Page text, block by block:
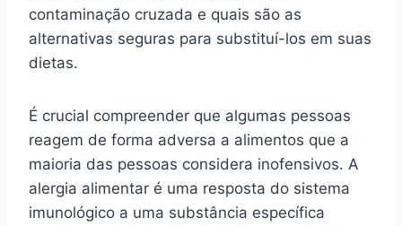
contaminação cruzada e quais são as
alternativas seguras para substituí-los em suas
dietas.
É crucial compreender que algumas pessoas
reagem de forma adversa a alimentos que a
maioria das pessoas considera inofensivos. A
alergia alimentar é uma resposta do sistema
imunológico a uma substância específica